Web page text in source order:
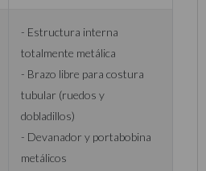
- Estructura interna
totalmente metálica
- Brazo libre para costura
tubular (ruedos y
dobladillos)
- Devanador y portabobina
metálicos